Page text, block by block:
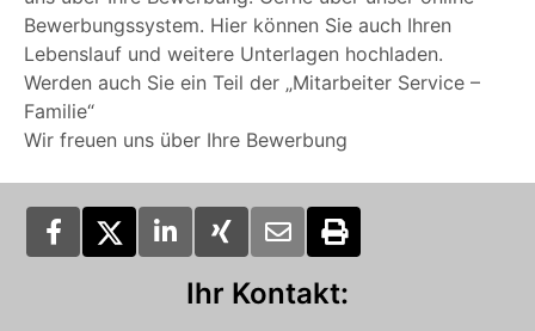
Bewerbungssystem. Hier können Sie auch Ihren
Lebenslauf und weitere Unterlagen hochladen.
Werden auch Sie ein Teil der „Mitarbeiter Service –
Familie“
Wir freuen uns über Ihre Bewerbung
Ihr Kontakt: